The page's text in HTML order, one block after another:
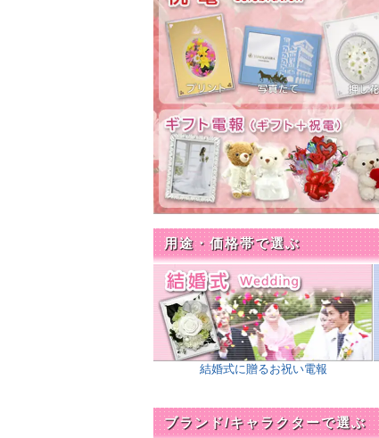
ジをご覧ください。
2025年09月13日 【祝電】『◆ブライダ
秋のブライダルシー
2025年07月11日 【祝電】全国的に高校
お薦め商品や文例をご
学校や選手向けに送る
2025年06月23日 【弔電】 「お悔やみ特
供花ブーケやお線香
ジをご覧ください。
2025年05月21日 【祝電】『◆ブライダ
祝電・ギフト電報のお
2025年04月18日 【新商品】 祝電 フォト
人気のフォトフレーム
場！
2025年03月31日 【祝電】『◆ブライダ
祝電・ギフト電報のお
2025年02月03日 【祝電】【祝電】卒業
毎年好評の中から祝電
二輪の白いお花をあし
用途・価格帯で選ぶ
結婚式に贈るお祝い電報
ブランド/キャラクターで選ぶ